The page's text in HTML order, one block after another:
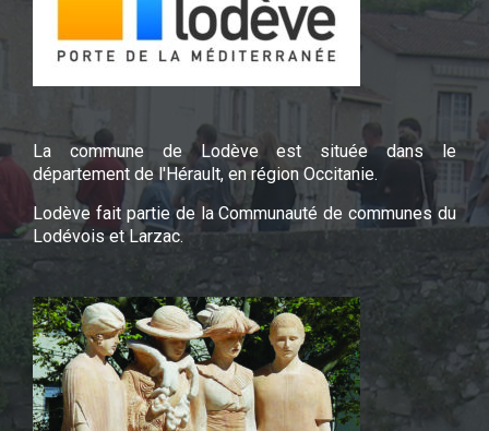
La commune de Lodève est située dans le
département de l'Hérault, en région Occitanie.
Lodève fait partie de la Communauté de communes du
Lodévois et Larzac.